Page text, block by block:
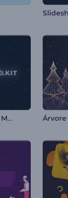
Ferramentas de Vídeo com Mapa Mundi